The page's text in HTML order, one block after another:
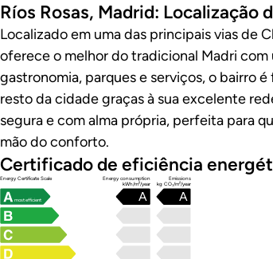
Ríos Rosas, Madrid: Localização
Localizado em uma das principais vias de
oferece o melhor do tradicional Madri
gastronomia, parques e serviços, o bairro
resto da cidade graças à sua excelente
segura e com alma própria, perfeita para
mão do conforto.
Certificado de eficiência
Energy Certificate Scale
Energy consumption
kWh/m²/year
Emissions
kg CO₂/m²/year
most efficient A
A